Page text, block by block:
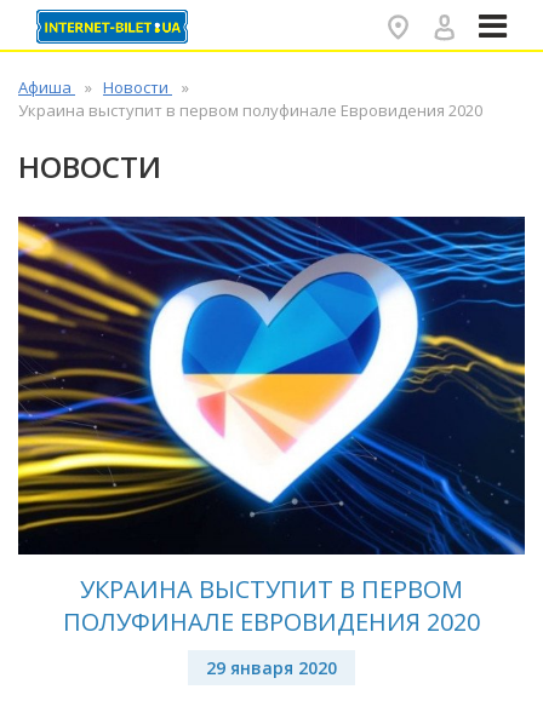
Афиша
Новости
Украина выступит в первом полуфинале Евровидения 2020
НОВОСТИ
УКРАИНА ВЫСТУПИТ В ПЕРВОМ
ПОЛУФИНАЛЕ ЕВРОВИДЕНИЯ 2020
29 января 2020